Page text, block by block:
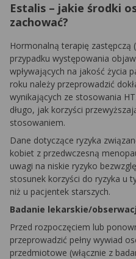
Estalis – jakie środki
zachować?
Hormonalną terapię
przypadku występowania
wpływających na jakość życia
roku należy przeprowadzić
wynikających ze stosowania
długo, jak korzyści
stosowaniem.
Dane dotyczące ryzyka
kobiet z przedwczesną
uwagi na niskie ryzyko
stosunek korzyści do ryzyka u
niż u pacjentek starszych.
Badanie lekarskie/
Przed rozpoczęciem lub
przeprowadzić pełny wywiad
przedmiotowe (włącznie z